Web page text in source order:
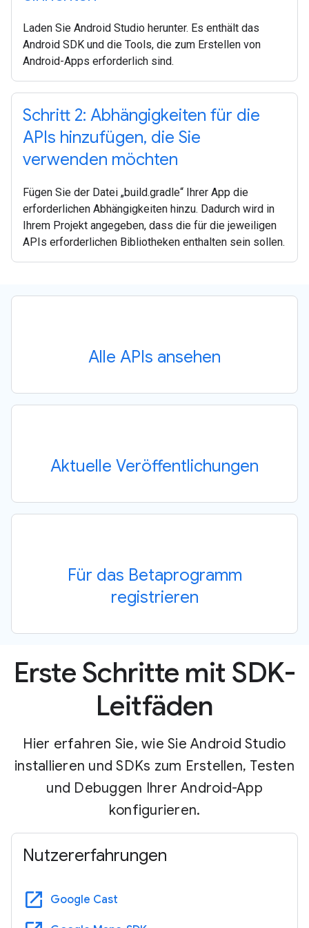
Laden Sie Android Studio herunter. Es enthält das
Android SDK und die Tools, die zum Erstellen von
Android-Apps erforderlich sind.
Schritt 2: Abhängigkeiten für die
APIs hinzufügen, die Sie
verwenden möchten
Fügen Sie der Datei „build.gradle“ Ihrer App die
erforderlichen Abhängigkeiten hinzu. Dadurch wird in
Ihrem Projekt angegeben, dass die für die jeweiligen
APIs erforderlichen Bibliotheken enthalten sein sollen.
Alle APIs ansehen
Aktuelle Veröffentlichungen
Für das Betaprogramm
registrieren
Erste Schritte mit SDK-
Leitfäden
Hier erfahren Sie, wie Sie Android Studio
installieren und SDKs zum Erstellen, Testen
und Debuggen Ihrer Android-App
konfigurieren.
Nutzererfahrungen
open_in_new Google Cast